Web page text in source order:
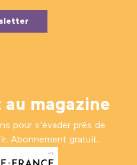
magazine
pour s'évader près de
Abonnement gratuit.